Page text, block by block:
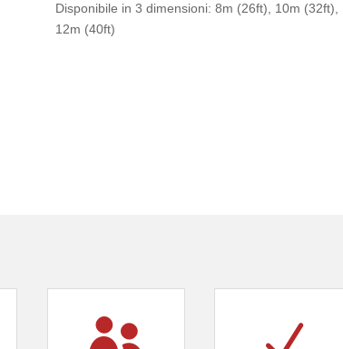
Disponibile in 3 dimensioni: 8m (26ft), 10m (32ft),
12m (40ft)